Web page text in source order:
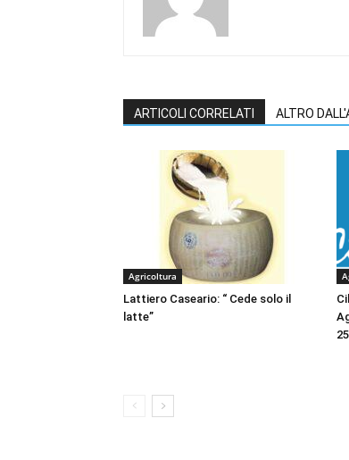
ARTICOLI CORRELATI ALTRO
Agricoltura
Lattiero Caseario: “ Cede solo il
latte”